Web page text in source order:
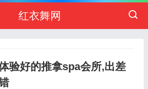
红衣舞网
验好的推拿spa会所,出差